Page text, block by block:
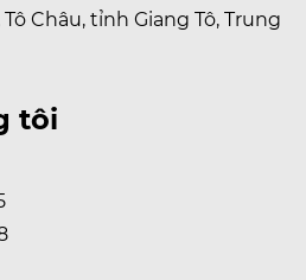
Châu, tỉnh Giang Tô, Trung
tôi